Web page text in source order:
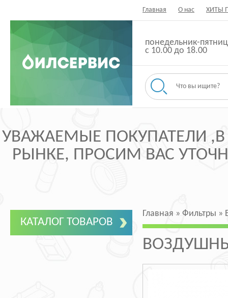
Главная О нас ХИТЫ
понедельник-
с 10.00 до 18.00
УВАЖАЕМЫЕ ПОКУПАТЕЛИ
РЫНКЕ, ПРОСИМ ВАС
КАТАЛОГ ТОВАРОВ
Главная » Фильтры »